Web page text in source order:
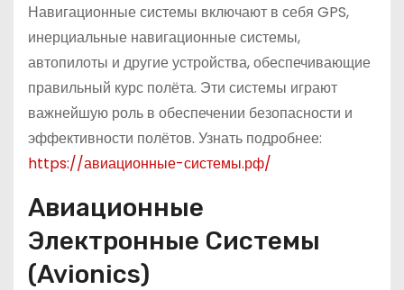
Навигационные системы включают в себя GPS,
инерциальные навигационные системы,
автопилоты и другие устройства, обеспечивающие
правильный курс полёта. Эти системы играют
важнейшую роль в обеспечении безопасности и
эффективности полётов. Узнать подробнее:
https://авиационные-системы.рф/
Авиационные
Электронные Системы
(Avionics)